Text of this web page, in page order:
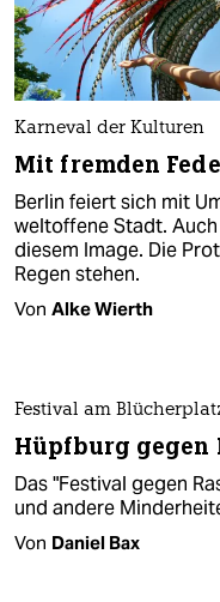
Karneval der Kulturen
Mit fremden
Berlin feiert sich mit
weltoffene Stadt.
diesem Image. Die
Regen stehen.
Von Alke Wierth
Festival am
Hüpfburg gegen
Das "Festival gegen
und andere
Von Daniel Bax